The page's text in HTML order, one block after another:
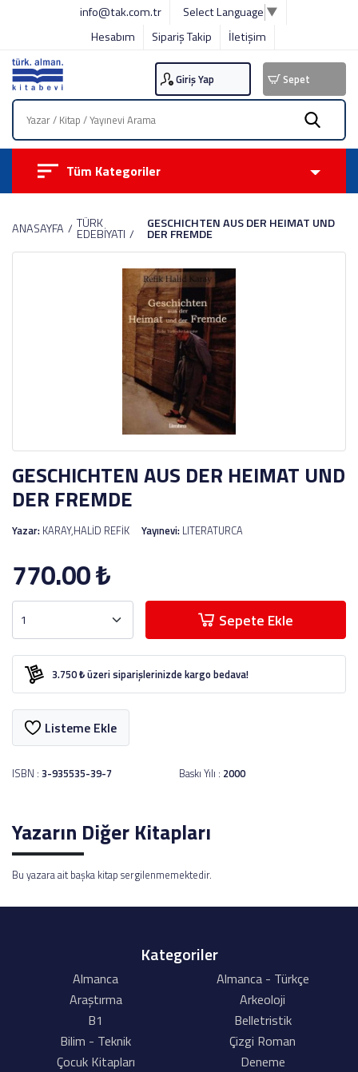
info@tak.com.tr Select Language ▼
Hesabım
Sipariş Takip İletişim
Giriş Yap Sepet
Tüm Kategoriler
ANASAYFA TÜRK
EDEBİYATI
GESCHICHTEN AUS DER HEIMAT UND
DER FREMDE
GESCHICHTEN AUS DER HEIMAT UND
DER FREMDE
Yazar: KARAY,HALİD REFİK Yayınevi: LITERATURCA
770.00₺
Sepete Ekle
3.750 ₺ üzeri siparişlerinizde kargo bedava!
Listeme Ekle
ISBN : 3-935535-39-7 Baskı Yılı : 2000
Yazarın Diğer Kitapları
Bu yazara ait başka kitap sergilenmemektedir.
Kategoriler
Almanca
Almanca - Türkçe
Araştırma
Arkeoloji
B1
Belletristik
Bilim - Teknik
Çizgi Roman
Çocuk Kitapları
Deneme